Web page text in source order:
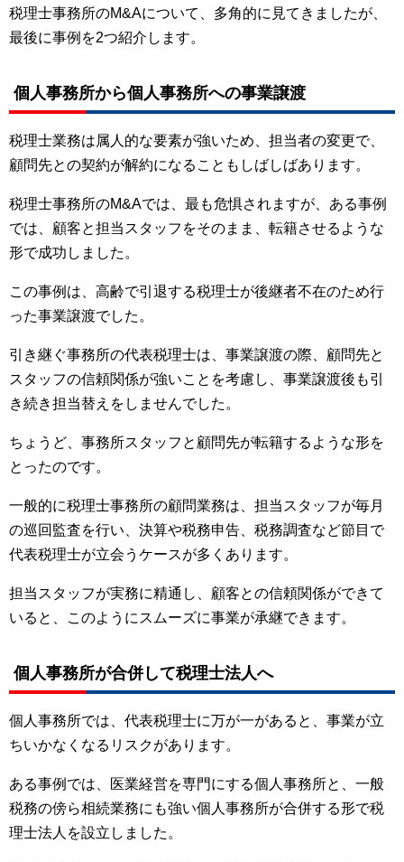
税理士事務所のM&Aについて、多角的に見てきましたが、
最後に事例を2つ紹介します。
個人事務所から個人事務所への事業譲渡
税理士業務は属人的な要素が強いため、担当者の変更で、
顧問先との契約が解約になることもしばしばあります。
税理士事務所のM&Aでは、最も危惧されますが、ある事例
では、顧客と担当スタッフをそのまま、転籍させるような
形で成功しました。
この事例は、高齢で引退する税理士が後継者不在のため行
った事業譲渡でした。
引き継ぐ事務所の代表税理士は、事業譲渡の際、顧問先と
スタッフの信頼関係が強いことを考慮し、事業譲渡後も引
き続き担当替えをしませんでした。
ちょうど、事務所スタッフと顧問先が転籍するような形を
とったのです。
一般的に税理士事務所の顧問業務は、担当スタッフが毎月
の巡回監査を行い、決算や税務申告、税務調査など節目で
代表税理士が立会うケースが多くあります。
担当スタッフが実務に精通し、顧客との信頼関係ができて
いると、このようにスムーズに事業が承継できます。
個人事務所が合併して税理士法人へ
個人事務所では、代表税理士に万が一があると、事業が立
ちいかなくなるリスクがあります。
ある事例では、医業経営を専門にする個人事務所と、一般
税務の傍ら相続業務にも強い個人事務所が合併する形で税
理士法人を設立しました。